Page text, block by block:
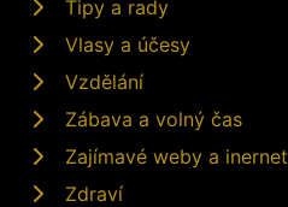
Tipy a rady
Vlasy a účesy
Vzdělání
Zábava a volný čas
Zajímavé weby a inernet
Zdraví